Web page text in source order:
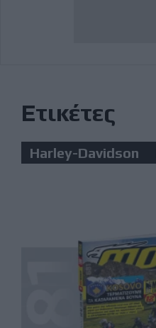
Ετικέτες
Harley-Davidson